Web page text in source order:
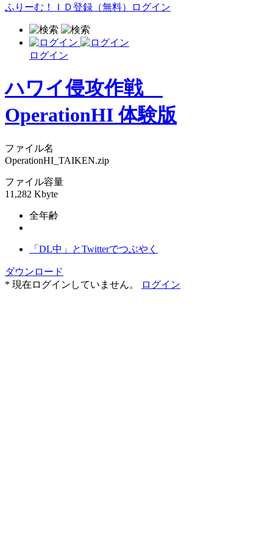
ふりーむ！ＩＤ登録（無料） ログイン
ログイン
ハワイ侵攻作戦
OperationHI 体験版
ファイル名
OperationHI_TAIKEN.zip
ファイル容量
11,282 Kbyte
全年齢
「DL中」とTwitterでつぶやく
ダウンロード
* 現在ログインしていません。
ログイン